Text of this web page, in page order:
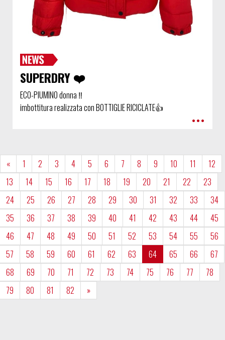
SUPERDRY ❤️
ECO-PIUMINO donna ‼️
imbottitura realizzata con BOTTIGLIE RICICLATE👍
•••
« 1 2 3 4 5 6 7 8 9 10 11
12
13
14 15 16 17 18 19 20 21 22
23
24
25 26 27 28 29 30 31 32 33
34
35
36 37 38 39 40 41 42 43 44
45
46
47 48 49 50 51 52 53 54 55
56
57
58 59 60 61 62 63 64 65 66
67
68
69 70 71 72 73 74 75 76 77
78
79
80 81 82 »